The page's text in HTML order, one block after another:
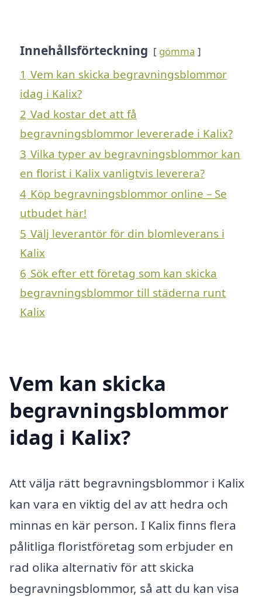
Innehållsförteckning gömma
1 Vem kan skicka begravningsblommor
idag i Kalix?
2 Vad kostar det att få
begravningsblommor levererade i Kalix?
3 Vilka typer av begravningsblommor kan
en florist i Kalix vanligtvis leverera?
4 Köp begravningsblommor online – Se
utbudet här!
5 Välj leverantör för din blomleverans i
Kalix
6 Sök efter ett företag som kan skicka
begravningsblommor till städerna runt
Kalix
Vem kan skicka
begravningsblommor
idag i Kalix?
Att välja rätt begravningsblommor i Kalix
kan vara en viktig del av att hedra och
minnas en kär person. I Kalix finns flera
pålitliga floristföretag som erbjuder en
rad olika alternativ för att skicka
begravningsblommor, så att du kan visa